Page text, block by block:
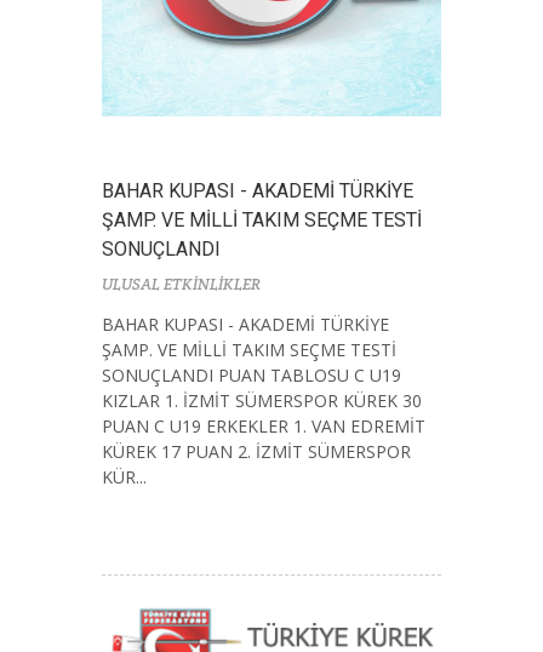
BAHAR KUPASI - AKADEMİ TÜRKİYE
ŞAMP. VE MİLLİ TAKIM SEÇME TESTİ
SONUÇLANDI
ULUSAL ETKİNLİKLER
BAHAR KUPASI - AKADEMİ TÜRKİYE
ŞAMP. VE MİLLİ TAKIM SEÇME TESTİ
SONUÇLANDI PUAN TABLOSU C U19
KIZLAR 1. İZMİT SÜMERSPOR KÜREK 30
PUAN C U19 ERKEKLER 1. VAN EDREMİT
KÜREK 17 PUAN 2. İZMİT SÜMERSPOR
KÜR...